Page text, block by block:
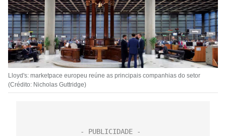
Lloyd's: marketpace europeu reúne as principais companhias do setor
(Crédito: Nicholas Guttridge)